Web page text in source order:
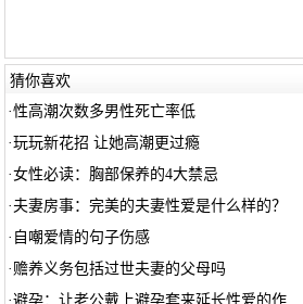
猜你喜欢
·性高潮次数多男性死亡率低
·玩玩新花招 让她高潮更过瘾
·女性必读：胸部保养的4大禁忌
· 夫妻房事：完美的夫妻性爱是什么样的？
· 自嘲爱情的句子伤感
· 赡养义务包括过世夫妻的父母吗
·避孕：让老公戴上避孕套来延长性爱的作